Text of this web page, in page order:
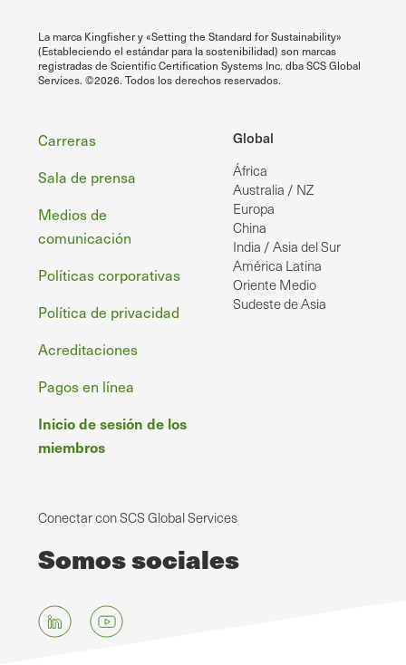
La marca Kingfisher y «Setting the Standard for Sustainability»
(Estableciendo el estándar para la sostenibilidad) son marcas
registradas de Scientific Certification Systems Inc. dba SCS Global
Services. ©2026. Todos los derechos reservados.
Global
África
Australia / NZ
Europa
China
India / Asia del Sur
América Latina
Oriente Medio
Sudeste de Asia
Pie
de
página
Carreras
Sala de prensa
Medios de
comunicación
Políticas corporativas
Política de privacidad
Acreditaciones
Pagos en línea
Inicio de sesión de los
miembros
Conectar con SCS Global Services
Somos sociales